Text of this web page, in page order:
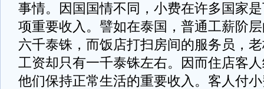
事情。因国国情不同，小费在许多国家
项重要收入。譬如在泰国，普通工薪阶
六千泰铢，而饭店打扫房间的服务员，
工资却只有一千泰铢左右。因而住店客
他们保持正常生活的重要收入。客人付